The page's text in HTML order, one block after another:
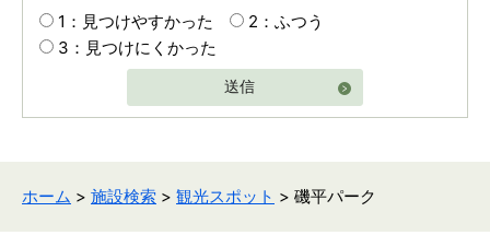
1：見つけやすかった
2：ふつう
3：見つけにくかった
送信
ホーム > 施設検索 > 観光スポット > 磯平パーク